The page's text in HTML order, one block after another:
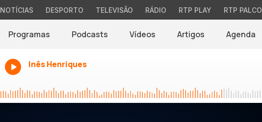
NOTÍCIAS DESPORTO TELEVISÃO RÁDIO RTP PLAY RTP PALCO
Programas Podcasts Vídeos Artigos Agenda
Inês Henriques